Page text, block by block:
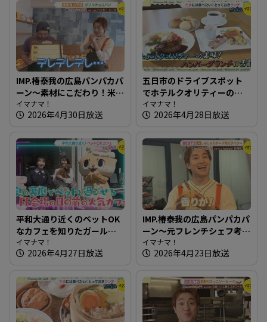
IMP.椿泰我の広島パンパカパ
ーン～素材にこだわり！米
粉パンを作る体にいいパン
屋さん
イマナマ！
2026年4月30日放送
五日市のドライブスポット
でホテルクオリティーのハ
ンバーグ～いろはビレッジ
【たまにはそとランチ】
イマナマ！
2026年4月28日放送
平和大通り近くのペットOK
なカフェを知りたガール
【街ネタ！知りたガール】
イマナマ！
2026年4月27日放送
IMP.椿泰我の広島パンパカパ
ーン～元フレンチシェフ考
案！薔薇酵母使用のパン屋
さん
イマナマ！
2026年4月23日放送